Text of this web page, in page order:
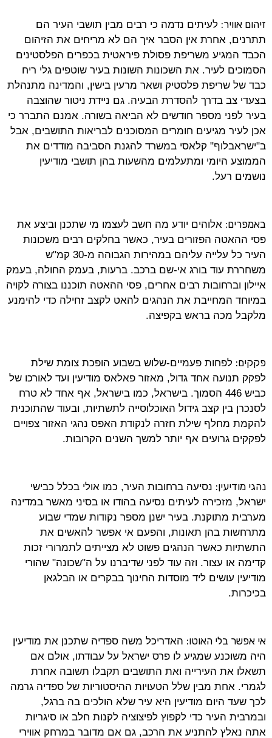
זיהום אוויר:לעיתים נדמה כי רבים מבין תושבי העיר הם
תתרנים, אחרת אין הסבר איך הם לא מריחים את הזיהום
הכבד המגיע משריפת פסולת פיראטית בכפרים הפלסטינים
הסמוכים לעיר. את השכונות השונות בעיר שוטפים גלי ריח
כבד של שריפת פלסטיק ושאר מרעין בישין, והמדינה מתנהלת
בצעדי צב בדרך להסדרת הבעיה. גם ניידת ניטור שהוצבה
בעיר לפני מספר חודשים לא הביאה בשורה. אמנם התברר כי
אכן לעיר מגיעים חומרים המסוכנים לבריאות התושבים, אבל
ב"ישראבלוף" קלאסי במשרד להגנת הסביבה מודדים את
הממוצע היומי ומתעלמים מהשעות בהן תושבי מודיעין
נושמים רעל.
באמפרים:אלוהים יודע מה חשב לעצמו מי שתכנן וביצע את
פסי ההאטה הפזורים בעיר, כאשר בחלקים רבים משכונות
העיר כל עלייה עליהם במהירות הגבוהה מ-30 קמ"ש
משחררת עוד בורג אי-שם ברכב. ברעות, בעמק החולה, בעמק
איילון וברחובות רבים אחרים, פסי ההאטה תוכננו בצורה לקויה
במיוחד המחייבת את הנהגים להאט לקצב זחילה כדי להימנע
מלקבל מכה בראש בקפיצה.
פקקים:לפחות פעמיים-שלוש בשבוע הופכת צומת שילת
לפקק תנועה אחד גדול, מאזור פאלאס מודיעין ועד לאורכו של
כביש 446 הסמוך. בישראל, כמו בישראל, אף אחד לא טרח
לסנכרן בין קצב גידול האוכלוסייה לתשתיות, ובעוד שהתוכנית
להקמת מחלף שילת חזרה לנקודת האפס נהגי האזור צפויים
לפקקים גרועים אף יותר למשך השנים הקרובות.
נהגי מודיעין:נסיעה ברחובות העיר, כמו אולי בכלל כבישי
ישראל, מזכירה לעיתים נסיעה בהודו או בסיני מאשר במדינה
מערבית מתוקנת. בעיר ישנן מספר נקודות שמדי שבוע
מתרחשות בהן תאונות, והפעם אי אפשר להאשים את
התשתיות כאשר הנהגים פשוט לא מצייתים לתמרורי זכות
קדימה או עצור. וזה עוד לפני שדיברנו על ה"שכונה" שהורי
מודיעין עושים ליד מוסדות החינוך בבקרים או הבלגאן
בכיכרות.
אי אפשר בלי האוטו:האדריכל משה ספדיה שתכנן את מודיעין
היה משוכנע שמגיע לו פרס ישראל על עבודתו, אולם אם
תשאלו את העירייה ואת התושבים תקבלו תשובה אחרת
לגמרי. אחת מבין שלל הטעויות ההיסטוריות של ספדיה גרמה
לכך שעד היום מודיעין היא עיר שלא הולכים בה ברגל,
ובמרבית העיר כדי לקפוץ לפיצוציה לקנות חלב או סיגריות
אתה נאלץ להתניע את הרכב, גם אם מדובר במרחק אווירי